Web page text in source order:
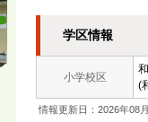
学区情報
小学校区
(
情報更新日：2026年08